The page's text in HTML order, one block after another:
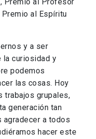
al Espíritu
y a ser
la curiosidad y
podemos
las cosas. Hoy
trabajos grupales,
generación tan
agradecer a todos
hacer este